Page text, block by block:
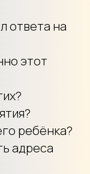
ответа на
этот
ребёнка?
адреса